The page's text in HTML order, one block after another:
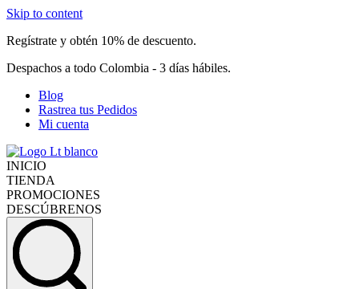
Skip to content
Regístrate y obtén 10% de descuento.
Despachos a todo Colombia - 3 días hábiles.
Blog
Rastrea tus Pedidos
Mi cuenta
INICIO
TIENDA
PROMOCIONES
DESCÚBRENOS